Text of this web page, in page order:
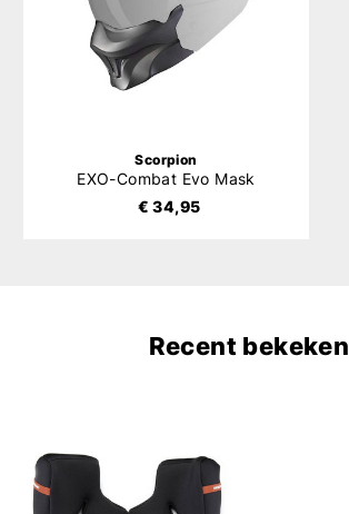
Scorpion
EXO-Combat Evo Mask
€ 34,95
Recent bekeken